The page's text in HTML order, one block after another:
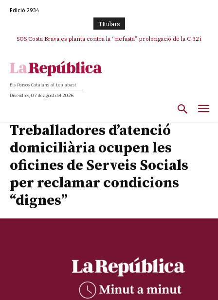
Edició 2934
TItulars
SOS Costa Brava es planta contra la “nefasta” prolongació de la C-32 i
Els Països Catalans al teu abast
Divendres, 07 de agost del 2026
Treballadores d’atenció
domiciliària ocupen les
oficines de Serveis Socials
per reclamar condicions
“dignes”